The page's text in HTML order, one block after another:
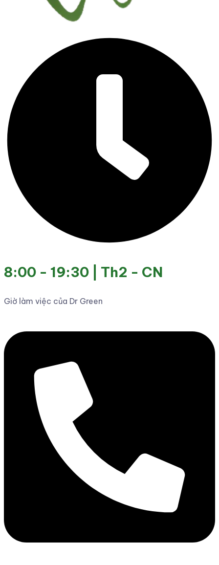
8:00 - 19:30 | Th2 - CN
Giờ làm việc của Dr Green